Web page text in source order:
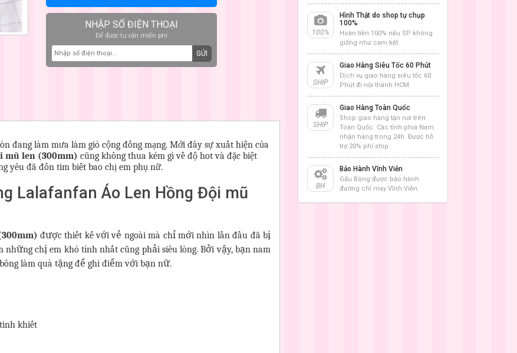
NHẬP SỐ ĐIỆN THOẠI
Để được tư vấn miễn phí
GỬI
đang làm mưa làm gió cộng đồng mạng. Mới đây sự xuất hiện của
mũ len (300mm) cũng không thua kém gì về độ hot và đặc biệt
yêu đã đốn tim biết bao chị em phụ nữ.
Lalafanfan Áo Len Hồng Đội mũ
được thiết kế với vẻ ngoài mà chỉ mới nhìn lần đầu đã bị
chị em khó tính nhất cũng phải siêu lòng. Bởi vậy, bạn nam
làm quà tặng để ghi điểm với bạn nữ.
khiết
100%
Hình Thật do shop tự chụp
100%
Hoàn tiền 100% nếu SP không
giống như cam kết.
SHIP
Giao Hàng Siêu Tốc 60 Phút
Dịch vụ giao hàng siêu tốc 60
Phút đi nội thành HCM.
SHIP
Giao Hàng Toàn Quốc
Shop giao hàng tận nơi trên
Toàn Quốc. Các tỉnh phía Nam
nhận hàng trong 24h. Được hỗ
trợ 20% phí ship
BH
Bảo Hành Vĩnh Viễn
Gấu Bông được bảo hành
đường chỉ may Vĩnh Viễn.